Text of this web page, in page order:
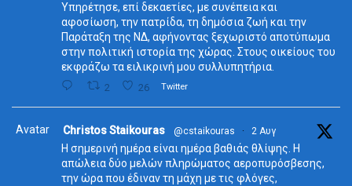
Υπηρέτησε, επί δεκαετίες, με συνέπεια και
αφοσίωση, την πατρίδα, τη δημόσια ζωή και την
Παράταξη της ΝΔ, αφήνοντας ξεχωριστό αποτύπωμα
στην πολιτική ιστορία της χώρας. Στους οικείους του
εκφράζω τα ειλικρινή μου συλλυπητήρια.
2 26 Twitter
Avatar Christos Staikouras @cstaikouras · 2 Αυγ
Η σημερινή ημέρα είναι ημέρα βαθιάς θλίψης. Η
απώλεια δύο μελών πληρώματος αεροπυρόσβεσης,
την ώρα που έδιναν τη μάχη με τις φλόγες,